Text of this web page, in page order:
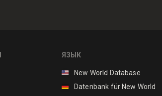
ЯЗЫК
🇺🇸
New World Database
🇩🇪
Datenbank für New World